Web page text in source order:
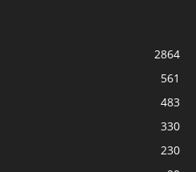
2864
561
483
330
230